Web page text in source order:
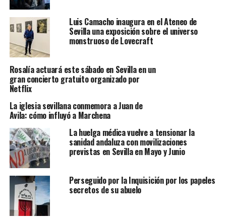
Luis Camacho inaugura en el Ateneo de
Sevilla una exposición sobre el universo
monstruoso de Lovecraft
Rosalía actuará este sábado en Sevilla en un
gran concierto gratuito organizado por
Netflix
La iglesia sevillana conmemora a Juan de
Avila: cómo influyó a Marchena
La huelga médica vuelve a tensionar la
sanidad andaluza con movilizaciones
previstas en Sevilla en Mayo y Junio
Perseguido por la Inquisición por los papeles
secretos de su abuelo